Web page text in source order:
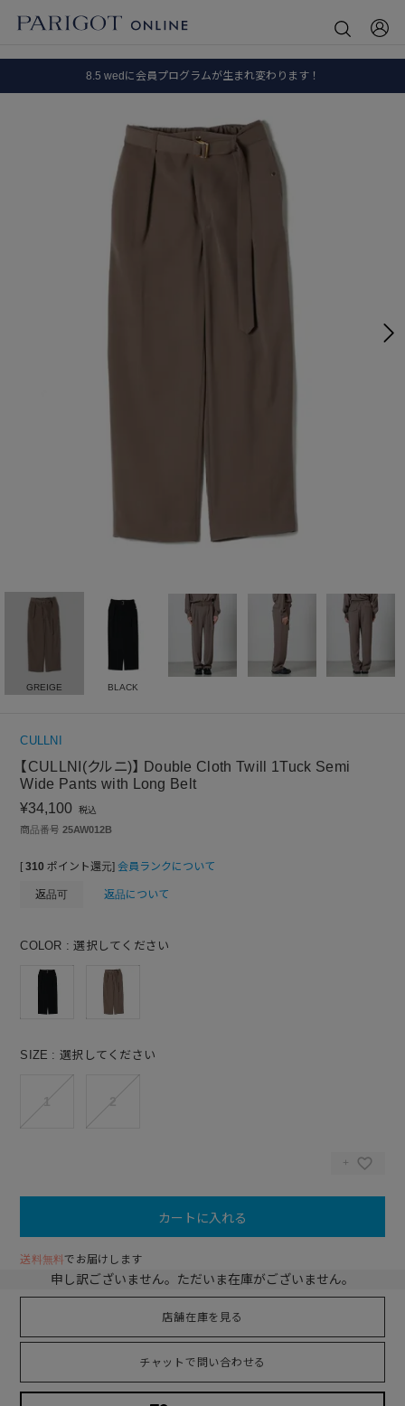
8.5 wedに会員プログラムが生まれ変わります！
全国送料無料｜全品正規取扱
8.5 wedに会員プログラムが生まれ変わります！
GREIGE BLACK
CULLNI
【CULLNI(クルニ)】 Double Cloth Twill 1Tuck Semi
Wide Pants with Long Belt
¥34,100 税込
商品番号 25AW012B
[ 310 ポイント還元] 会員ランクについて
返品可 返品について
COLOR 選択してください
SIZE 選択してください
カートに入れる
送料無料でお届けします
申し訳ございません。ただいま在庫がございません。
店舗在庫を見る
チャットで問い合わせる